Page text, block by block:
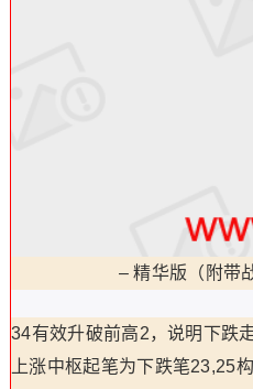
–精华版（附带
34有效升破前高2，说明下跌
上涨中枢起笔为下跌笔23,25